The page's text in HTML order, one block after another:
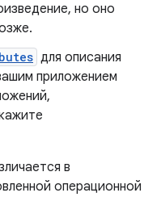
но оно
для описания
приложением
в
операционной